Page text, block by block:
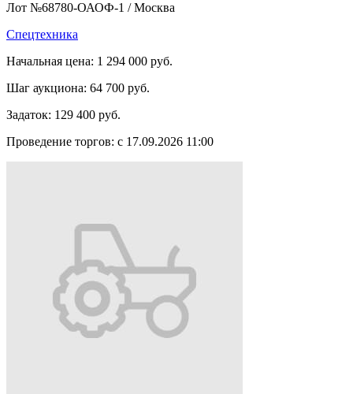
Лот №68780-ОАОФ-1 / Москва
Спецтехника
Начальная цена: 1 294 000 руб.
Шаг аукциона: 64 700 руб.
Задаток: 129 400 руб.
Проведение торгов: с 17.09.2026 11:00